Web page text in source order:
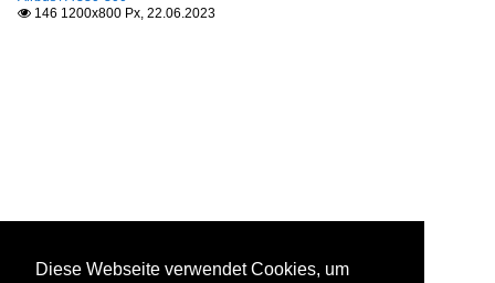
 146 1200x800 Px, 22.06.2023
Diese Webseite verwendet Cookies, um